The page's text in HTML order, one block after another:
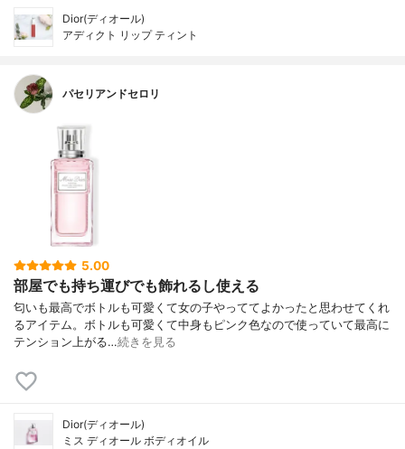
Dior(ディオール)
アディクト リップ ティント
パセリアンドセロリ
5.00
部屋でも持ち運びでも飾れるし使える
匂いも最高でボトルも可愛くて女の子やっててよかったと思わせてくれ
るアイテム。ボトルも可愛くて中身もピンク色なので使っていて最高に
テンション上がる…続きを見る
Dior(ディオール)
ミス ディオール ボディオイル